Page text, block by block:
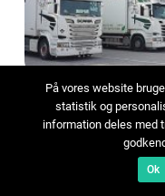
01 maj 2026
Åkeri I markaryd nyckeln
till trygga och
godstransporter
På vores website
statistik og
information deles med
Ok